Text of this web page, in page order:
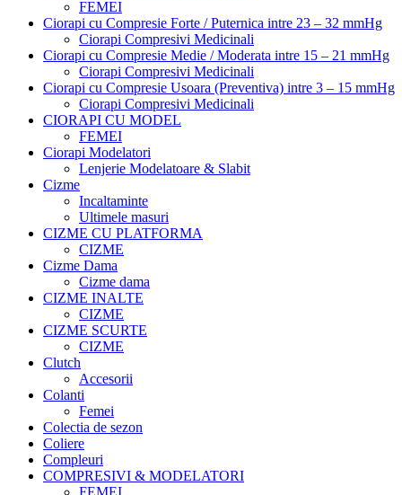
FEMEI
Ciorapi cu Compresie Forte / Puternica intre 23 – 32 mmHg
Ciorapi Compresivi Medicinali
Ciorapi cu Compresie Medie / Moderata intre 15 – 21 mmHg
Ciorapi Compresivi Medicinali
Ciorapi cu Compresie Usoara (Preventiva) intre 3 – 15 mmHg
Ciorapi Compresivi Medicinali
CIORAPI CU MODEL
FEMEI
Ciorapi Modelatori
Lenjerie Modelatoare & Slabit
Cizme
Incaltaminte
Ultimele masuri
CIZME CU PLATFORMA
CIZME
Cizme Dama
Cizme dama
CIZME INALTE
CIZME
CIZME SCURTE
CIZME
Clutch
Accesorii
Colanti
Femei
Colectia de sezon
Coliere
Compleuri
COMPRESIVI & MODELATORI
FEMEI